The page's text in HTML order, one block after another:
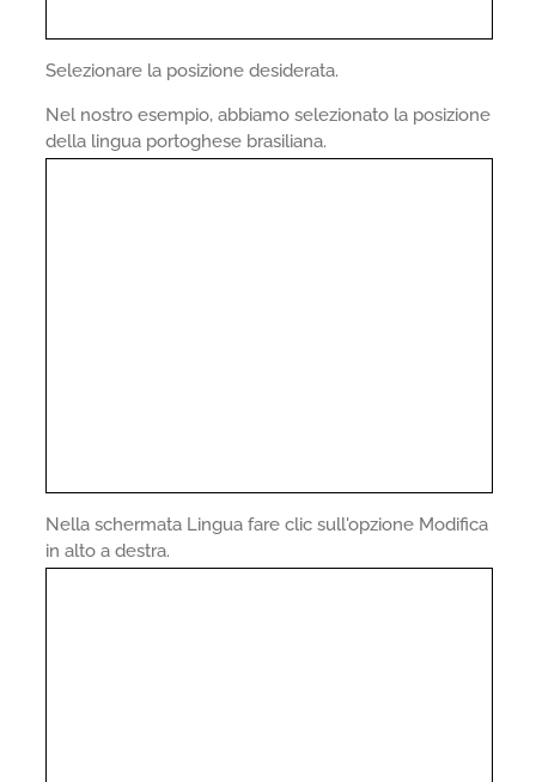
Selezionare la posizione desiderata.
Nel nostro esempio, abbiamo selezionato la posizione
della lingua portoghese brasiliana.
Nella schermata Lingua fare clic sull'opzione Modifica
in alto a destra.